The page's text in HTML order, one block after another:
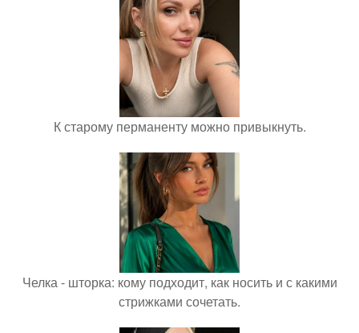
К старому перманенту можно привыкнуть.
Челка - шторка: кому подходит, как носить и с какими
стрижками сочетать.